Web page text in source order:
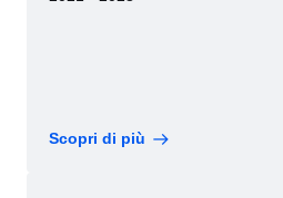
Scopri di più